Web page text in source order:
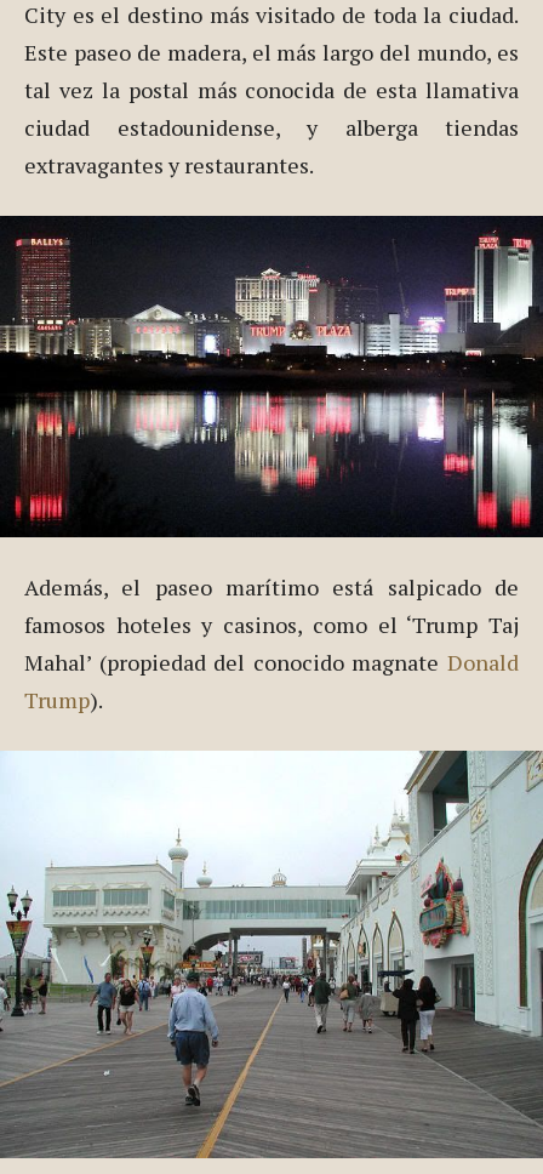
Como en el juego del ‘Monopoly’, que se llama
como sus calles, el paseo marítimo de Atlantic
City es el destino más visitado de toda la ciudad.
Este paseo de madera, el más largo del mundo, es
ciudad estadounidense, y alberga tiendas
extravagantes y restaurantes.
Además, el paseo marítimo está salpicado de
Mahal’ (propiedad del conocido magnateDonald